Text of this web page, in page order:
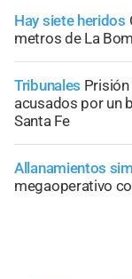
Hay siete heridos
metros de La
Tribunales
acusados por un
Santa Fe
Allanamientos
megaoperativo